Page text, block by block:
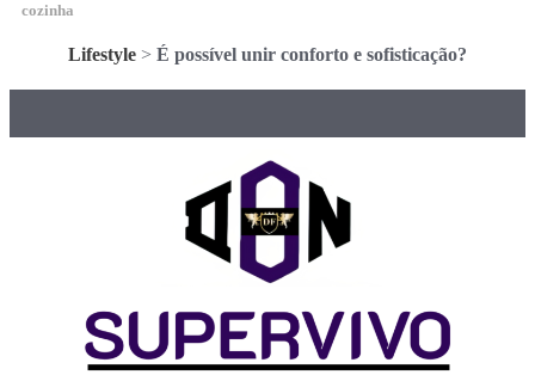
cozinha
Lifestyle > É possível unir conforto e sofisticação?